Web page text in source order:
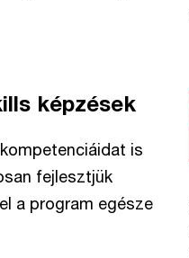
képzések
is
fejlesztjük
a program egésze